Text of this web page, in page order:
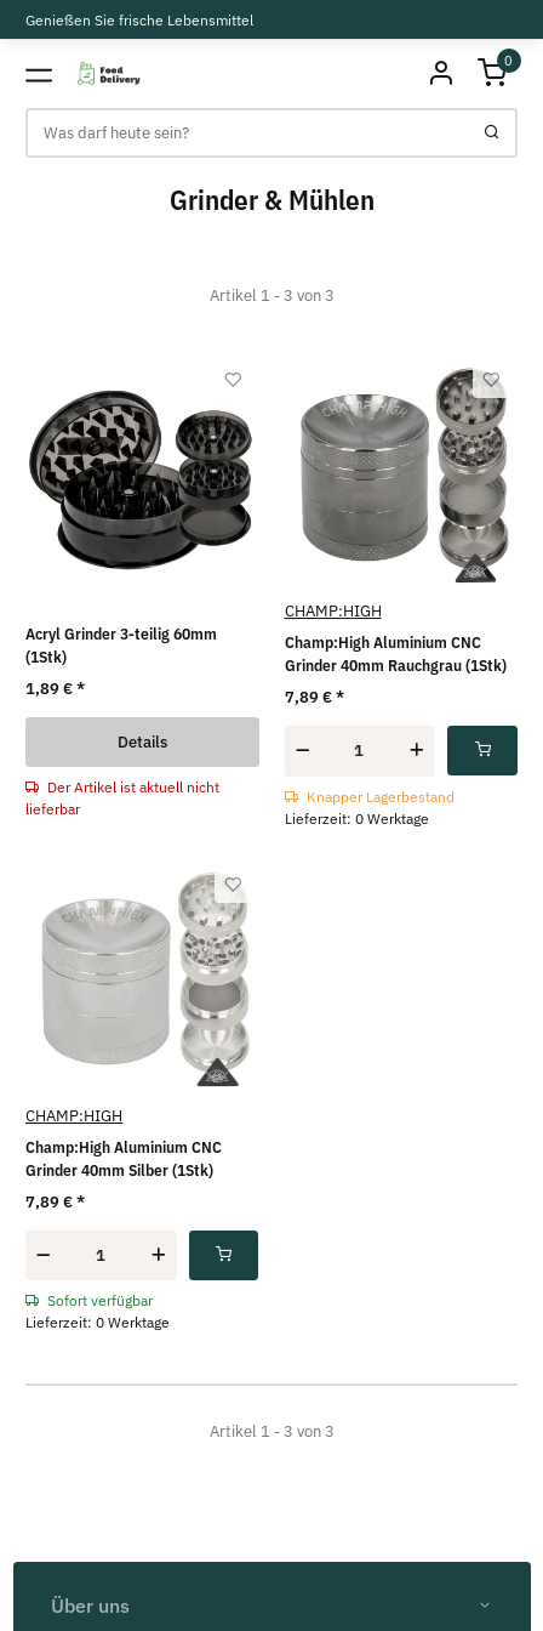
Genießen Sie frische Lebensmittel
0
Grinder & Mühlen
Artikel 1 - 3 von 3
Acryl Grinder 3-teilig 60mm
(1Stk)
1,89 €*
Details
Der Artikel ist aktuell nicht
lieferbar
CHAMP:HIGH
Champ:High Aluminium CNC
Grinder 40mm Rauchgrau (1Stk)
7,89 €*
Knapper Lagerbestand
Lieferzeit: 0 Werktage
CHAMP:HIGH
Champ:High Aluminium CNC
Grinder 40mm Silber (1Stk)
7,89 €*
Sofort verfügbar
Lieferzeit: 0 Werktage
Artikel 1 - 3 von 3
Über uns